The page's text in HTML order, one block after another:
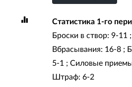
Статистика 1-го
Броски в створ: 9-11
Вбрасывания: 16-8 ;
5-1 ; Силовые
Штраф: 6-2